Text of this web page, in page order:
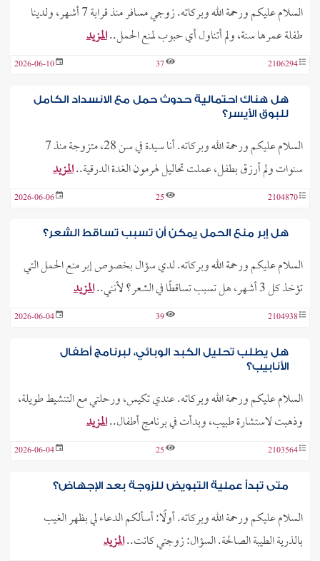
السلام عليكم ورحمة الله وبركاته. زوجي مسافر منذ قرابة 7 أشهر، ولدينا
طفلة عمرها سنة، ولم أتناول أي حبوب لمنع الحمل..المزيد
2106294
37
2026-06-10
هل هناك احتمالية حدوث حمل مع الانسداد الكامل
للبوق الأيسر؟
السلام عليكم ورحمة الله وبركاته. أنا سيدة في سن 28، متزوجة منذ 7
سنوات ولم أرزق بطفل، عملت تحاليل لهرمون الغدة الدرقية..المزيد
2104870
25
2026-06-06
هل إبر منع الحمل يمكن أن تسبب تساقط الشعر؟
السلام عليكم ورحمة الله وبركاته. لدي سؤال بخصوص إبر منع الحمل التي
تؤخذ كل 3 أشهر، هل تسبب تساقطًا في الشعر؟ لأنني..
المزيد
2104938
39
2026-06-04
هل يطلب تحليل الكبد الوبائي، لبرنامج أطفال
الأنابيب؟
السلام عليكم ورحمة الله وبركاته. عندي تكيس، ورحلتي مع التنشيط طويلة،
وذهبت لاستشارة طبيب، وبدأت في برنامج أطفال..المزيد
2103564
25
2026-06-04
متى تبدأ عملية التبويض للزوجة بعد الإجهاض؟
السلام عليكم ورحمة الله وبركاته. أولًا: أسألكم الدعاء لي بظهر الغيب
بالذرية الطيبة الصالحة. السؤال: زوجتي كانت..المزيد